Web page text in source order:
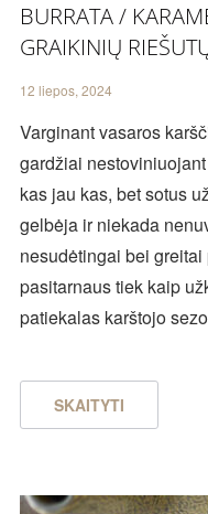
BURRATA /
GRAIKINIŲ
12 liepos, 2024
Varginant vasaros
gardžiai
kas jau kas, bet sotus
gelbėja ir niekada
nesudėtingai bei
pasitarnaus tiek kaip
patiekalas karštojo
SKAITYTI